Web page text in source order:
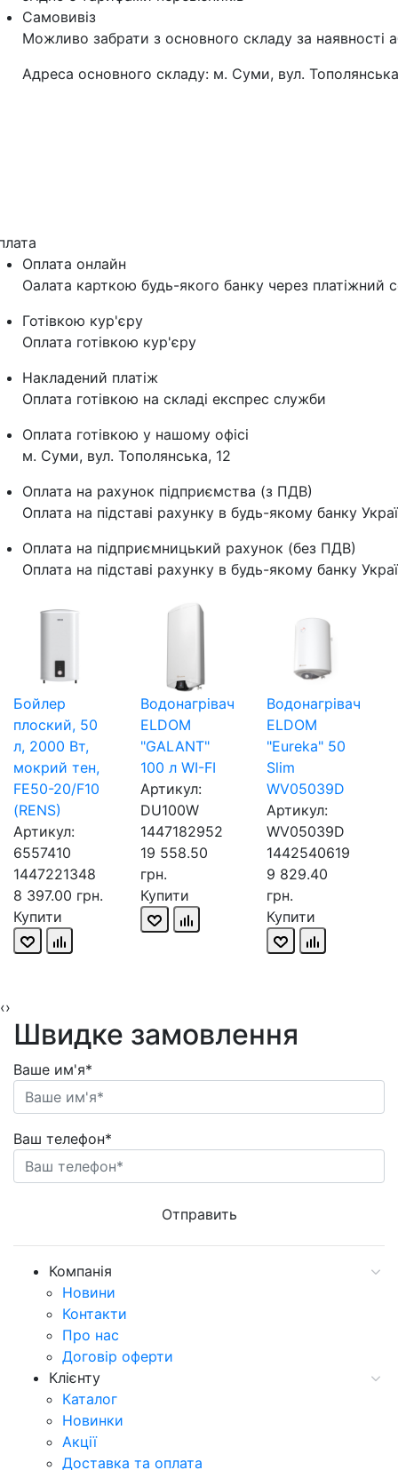
Самовивіз
Можливо забрати з основного складу за наявності
Адреса основного складу: м. Суми, вул.
Оплата онлайн
Оалата карткою будь-якого банку через платіжний
Готівкою кур'єру
Оплата готівкою кур'єру
Накладений платіж
Оплата готівкою на складі експрес служби
Оплата готівкою у нашому офісі
м. Суми, вул. Тополянська, 12
Оплата на рахунок підприємства (з ПДВ)
Оплата на підставі рахунку в будь-якому банку
Оплата на підприємницький рахунок (без ПДВ)
Оплата на підставі рахунку в будь-якому банку
Бойлер
плоский, 50
л, 2000 Вт,
мокрий тен,
FE50-20/F10
(RENS)
Артикул:
6557410
1447221348
8 397.00 грн.
Купити
Водонагрівач
ELDOM
"GALANT"
100 л WI-FI
Артикул:
DU100W
1447182952
19 558.50
грн.
Купити
Водонагрівач
ELDOM
"Eureka" 50
Slim
WV05039D
Артикул:
WV05039D
1442540619
9 829.40
грн.
Купити
‹›
Швидке замовлення
Ваше им'я*
Ваш телефон*
Компанія
Новини
Контакти
Про нас
Договір оферти
Клієнту
Каталог
Новинки
Акції
Доставка та оплата